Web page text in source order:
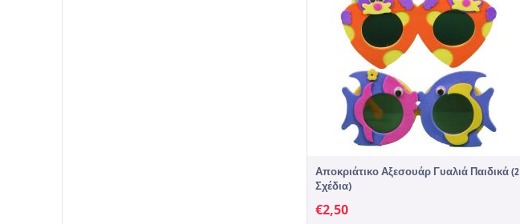
Αποκριάτικο Αξεσουάρ Γυαλιά Παιδικά (2
Σχέδια)
€2,50